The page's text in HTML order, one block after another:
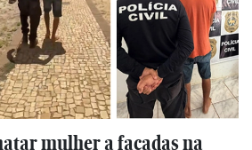
mulher a facadas na